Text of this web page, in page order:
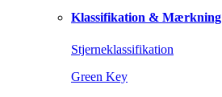
Klassifikation & Mærkning
Stjerneklassifikation
Green Key